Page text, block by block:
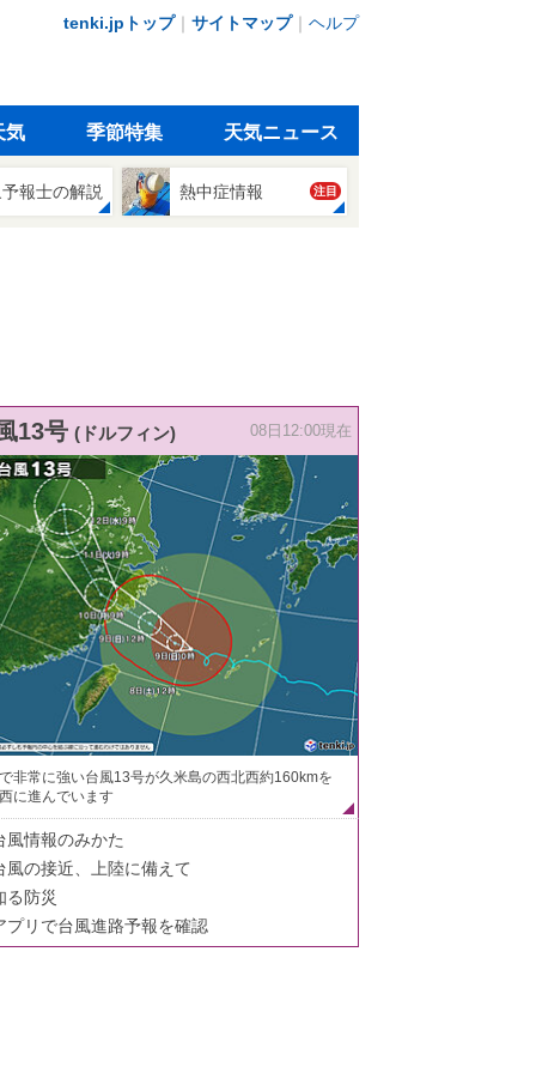
tenki.jpトップ｜ サイトマップ｜ ヘルプ
気 季節特集 天気ニュース
報士の解説 熱中症情報 注目
13号 (ドルフィン) 08日12:00現在
非常に強い台風13号が久米島の西北西約160kmを
に進んでいます
風情報のみかた
風の接近、上陸に備えて
る防災
プリで台風進路予報を確認